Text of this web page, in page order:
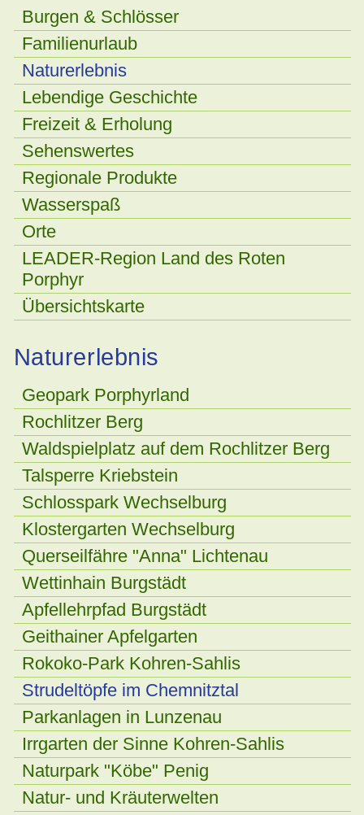
Burgen & Schlösser
Familienurlaub
Naturerlebnis
Lebendige Geschichte
Freizeit & Erholung
Sehenswertes
Regionale Produkte
Wasserspaß
Orte
LEADER-Region Land des Roten
Porphyr
Übersichtskarte
Naturerlebnis
Geopark Porphyrland
Rochlitzer Berg
Waldspielplatz auf dem Rochlitzer Berg
Talsperre Kriebstein
Schlosspark Wechselburg
Klostergarten Wechselburg
Querseilfähre "Anna" Lichtenau
Wettinhain Burgstädt
Apfellehrpfad Burgstädt
Geithainer Apfelgarten
Rokoko-Park Kohren-Sahlis
Strudeltöpfe im Chemnitztal
Parkanlagen in Lunzenau
Irrgarten der Sinne Kohren-Sahlis
Naturpark "Köbe" Penig
Natur- und Kräuterwelten